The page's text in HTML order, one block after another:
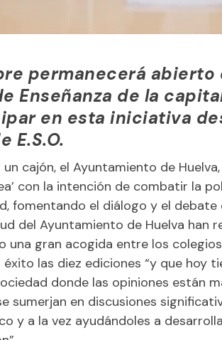
permanecerá abierto
Enseñanza de la
en esta iniciativa
E.S.O.
cajón, el Ayuntamiento de
con la intención de combatir la
fomentando el diálogo y el debate
del Ayuntamiento de Huelva han
una gran acogida entre los
las diez ediciones “y que hoy
donde las opiniones están
sumerjan en discusiones
y a la vez ayudándoles a